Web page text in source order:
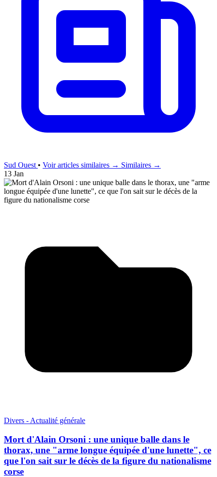
Sud Ouest • Voir articles similaires → Similaires →
13 Jan
Divers - Actualité générale
Mort d'Alain Orsoni : une unique balle dans le
thorax, une "arme longue équipée d'une lunette", ce
que l'on sait sur le décès de la figure du nationalisme
corse